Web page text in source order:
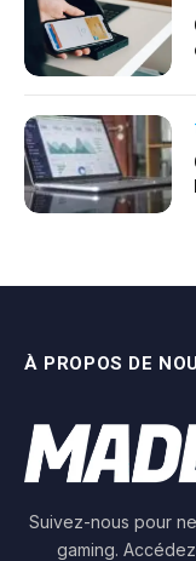
À PROPOS DE
Suivez-nous pour
gaming.